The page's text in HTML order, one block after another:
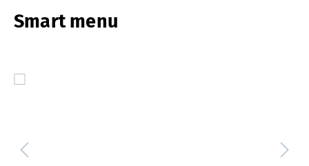
Smart menu